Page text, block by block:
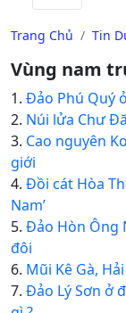
Trang Chủ Tin
Vùng nam
1. Đảo Phú Quý
2. Núi lửa Chư
3. Cao nguyên
giới
4. Đồi cát Hòa
Nam’
5. Đảo Hòn Ông
đôi
6. Mũi Kê Gà,
7. Đảo Lý Sơn ở